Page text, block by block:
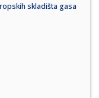
skladišta gasa